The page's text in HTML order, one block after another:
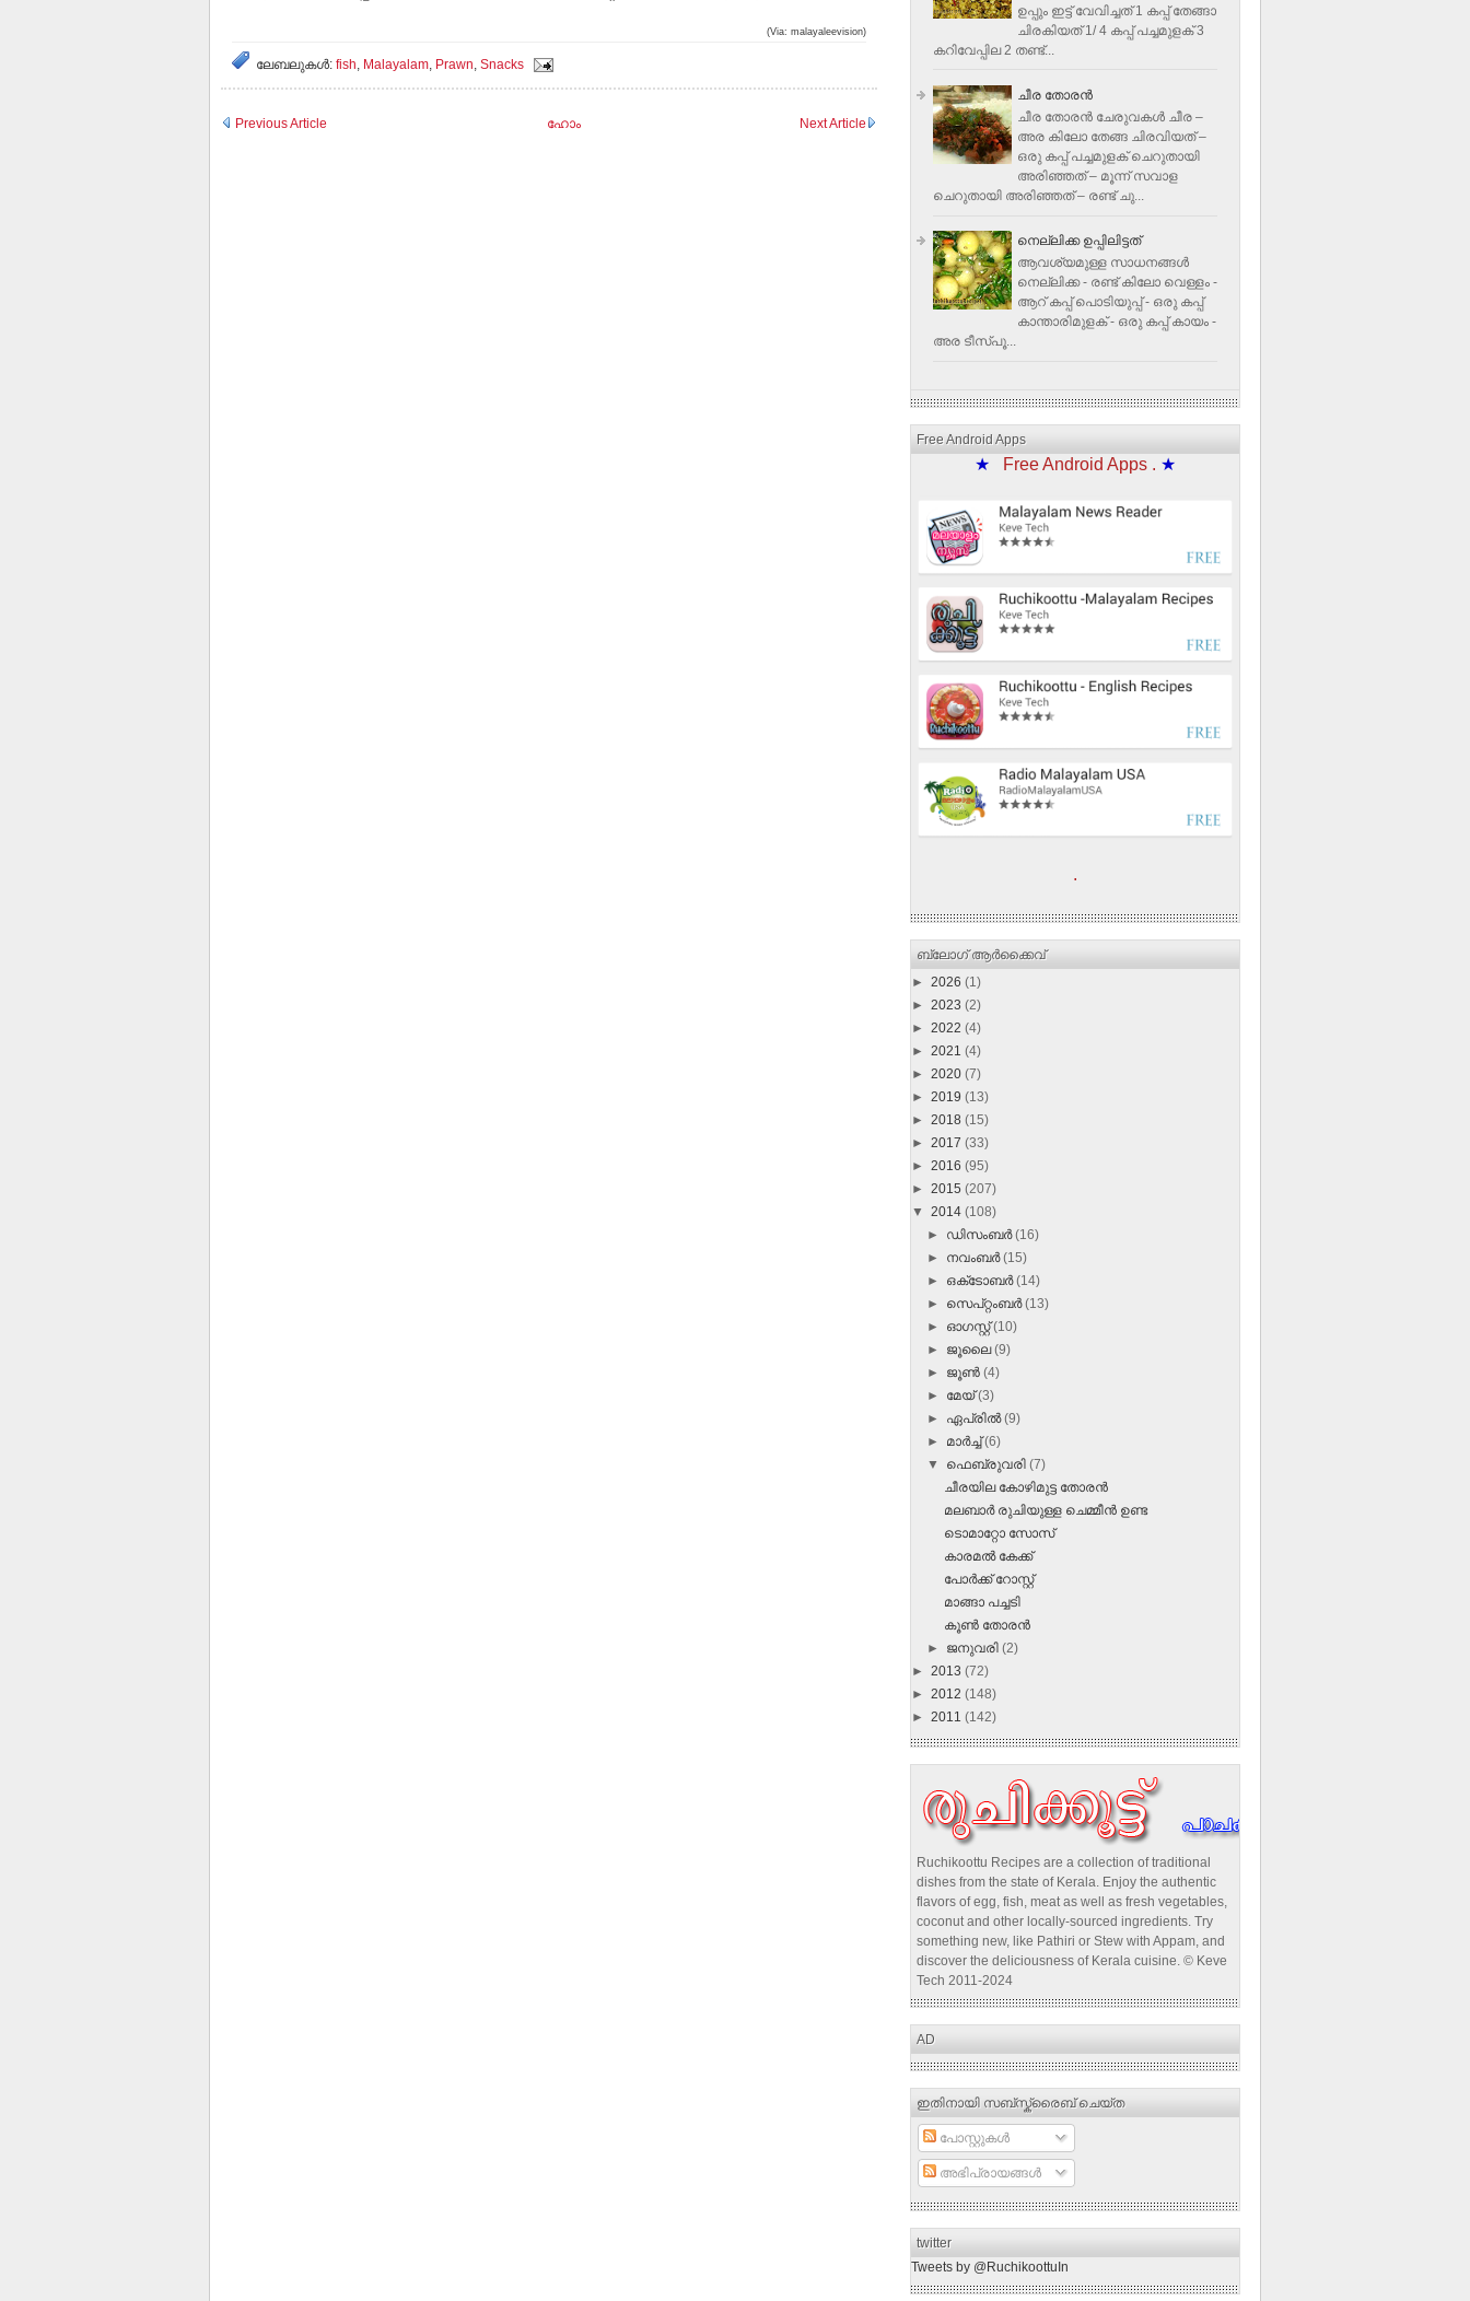
(Via: malayaleevision)
ലേബലുകള്‍: fish Malayalam Prawn Snacks
Previous Article Next Article
ഹോം
ഉപ്പും ഇട്ട് വേവിച്ചത് 1 കപ്പ് തേങ്ങാ
ചിരകിയത് 1/ 4 കപ്പ് പച്ചമുളക് 3
കറിവേപ്പില 2 തണ്ട്...
ചീര തോരന്‍
ചീര തോരന്‍ ചേരുവകള്‍ ചീര –
അര കിലോ തേങ്ങ ചിരവിയത് –
ഒരു കപ്പ് പച്ചമുളക് ചെറുതായി
അരിഞ്ഞത് – മൂന്ന് സവാള
ചെറുതായി അരിഞ്ഞത് – രണ്ട് ചു...
നെല്ലിക്ക ഉപ്പിലിട്ടത്
ആവശ്യമുള്ള സാധനങ്ങള്‍
നെല്ലിക്ക - രണ്ട് കിലോ വെള്ളം -
ആറ് കപ്പ് പൊടിയുപ്പ് - ഒരു കപ്പ്
കാന്താരിമുളക് - ഒരു കപ്പ് കായം -
അര ടീസ്പൂ...
Free Android Apps
★ Free Android Apps . ★
.
ബ്ലോഗ് ആര്‍ക്കൈവ്
► 2026 (1)
► 2023 (2)
► 2022 (4)
► 2021 (4)
► 2020 (7)
► 2019 (13)
► 2018 (15)
► 2017 (33)
► 2016 (95)
► 2015 (207)
▼ 2014 (108)
► ഡിസംബർ(16)
► നവംബർ(15)
► ഒക്‌ടോബർ(14)
► സെപ്റ്റംബർ(13)
► ഓഗസ്റ്റ്(10)
► ജൂലൈ(9)
► ജൂൺ(4)
► മേയ്(3)
► ഏപ്രിൽ(9)
► മാർച്ച്(6)
▼ ഫെബ്രുവരി(7)
ചീരയില കോഴിമുട്ട തോരന്‍
മലബാര്‍ രുചിയുള്ള ചെമ്മീന്‍ ഉണ്ട
ടൊമാറ്റോ സോസ്
കാരമല്‍ കേക്ക്
പോര്‍ക്ക്‌ റോസ്റ്റ്‌
മാങ്ങാ പച്ചടി
കൂണ്‍ തോരന്‍
► ജനുവരി(2)
► 2013 (72)
► 2012 (148)
► 2011 (142)
Ruchikoottu Recipes are a collection of traditional
dishes from the state of Kerala. Enjoy the authentic
flavors of egg, fish, meat as well as fresh vegetables,
coconut and other locally-sourced ingredients. Try
something new, like Pathiri or Stew with Appam, and
discover the deliciousness of Kerala cuisine. © Keve
Tech 2011-2024
AD
ഇതിനായി സബ്‌സ്ക്രൈബ് ചെയ്ത
പോസ്റ്റുകള്‍
അഭിപ്രായങ്ങള്‍
twitter
Tweets by @RuchikoottuIn